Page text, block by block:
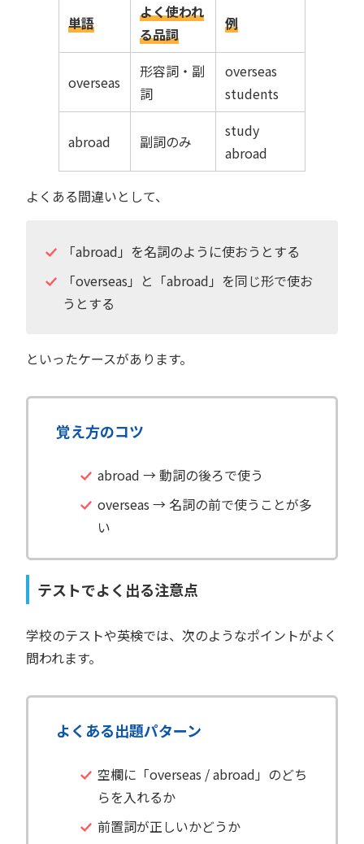
単語
よく使われ
る品詞
例
overseas
形容詞・副
詞
overseas
students
abroad 副詞のみ
study
abroad
よくある間違いとして、
「abroad」を名詞のように使おうとする
「overseas」と「abroad」を同じ形で使お
うとする
といったケースがあります。
覚え方のコツ
abroad → 動詞の後ろで使う
overseas → 名詞の前で使うことが多
い
テストでよく出る注意点
学校のテストや英検では、次のようなポイントがよく
問われます。
よくある出題パターン
空欄に「overseas / abroad」のどち
らを入れるか
前置詞が正しいかどうか